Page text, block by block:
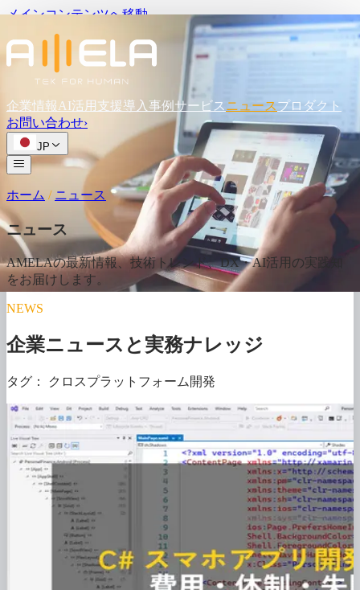
メインコンテンツへ移動
企業情報 AI活用支援導入事例 サービス ニュースプロダクト
お問い合わせ›
JP
ホーム / ニュース
ニュース
AMELAの最新情報、技術トレンド、DX・AI活用の実践知
をお届けします。
NEWS
企業ニュースと実務ナレッジ
タグ： クロスプラットフォーム開発